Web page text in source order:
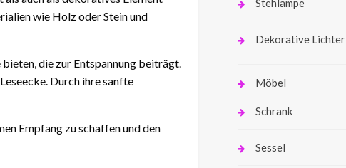
wie Holz oder Stein und
die zur Entspannung beiträgt.
Durch ihre sanfte
Empfang zu schaffen und den
Stehlampe
Dekorative Lichter
Möbel
Schrank
Sessel